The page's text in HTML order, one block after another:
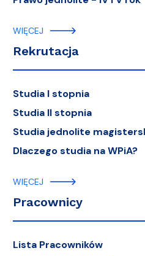
WIĘCEJ
Rekrutacja
Studia I stopnia
Studia II stopnia
Studia jednolite
Dlaczego studia na WPiA?
WIĘCEJ
Pracownicy
Lista Pracowników